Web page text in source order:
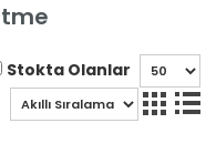
Stokta Olanlar